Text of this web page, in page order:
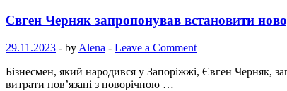
Євген Черняк запропонував встановити
29.11.2023 - by Alena - Leave a Comment
Бізнесмен, який народився у Запоріжжі, Євген Черняк,
витрати пов’язані з новорічною …